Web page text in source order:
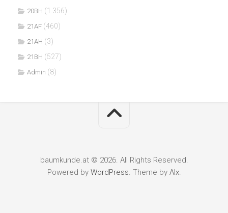
20BH (1.356)
21AF (460)
21AH (3)
21BH (527)
Admin (8)
baumkunde.at © 2026. All Rights Reserved.
Powered by WordPress. Theme by Alx.